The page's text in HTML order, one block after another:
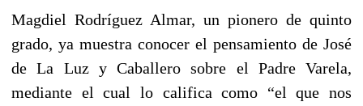
Magdiel Rodríguez Almar, un pionero de quinto
grado, ya muestra conocer el pensamiento de José
de La Luz y Caballero sobre el Padre Varela,
mediante el cual lo califica como “el que nos